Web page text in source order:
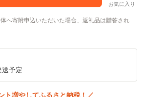
お気に入り
へ寄附申込いただいた場合、返礼品は贈答され
送予定
ト増やしてふるさと納税！／